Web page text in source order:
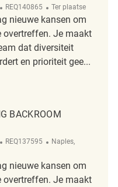
ReqId
REQ140865 Afgelegen
Ter plaatse
nieuwe kansen om
overtreffen. Je maakt
dat diversiteit
en prioriteit gee...
Associate- Part Time
BACKROOM
ReqId
REQ137595 Plaats
Naples,
nieuwe kansen om
overtreffen. Je maakt